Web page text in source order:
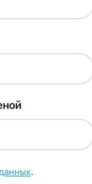
.